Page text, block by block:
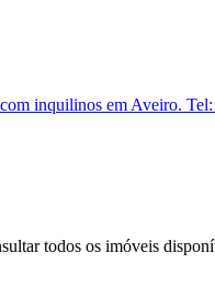
inquilinos em Aveiro.
todos os imóveis